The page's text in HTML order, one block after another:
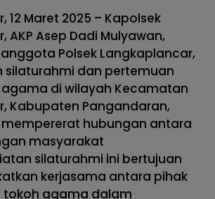
12 Maret 2025 – Kapolsek
AKP Asep Dadi Mulyawan,
Polsek Langkaplancar,
silaturahmi dan pertemuan
di wilayah Kecamatan
Kabupaten Pangandaran,
hubungan antara
masyarakat
silaturahmi ini bertujuan
kerjasama antara pihak
tokoh agama dalam